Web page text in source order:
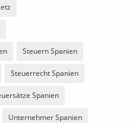
Steuern Spanien
Steuerrecht Spanien
Spanien
Unternehmer Spanien